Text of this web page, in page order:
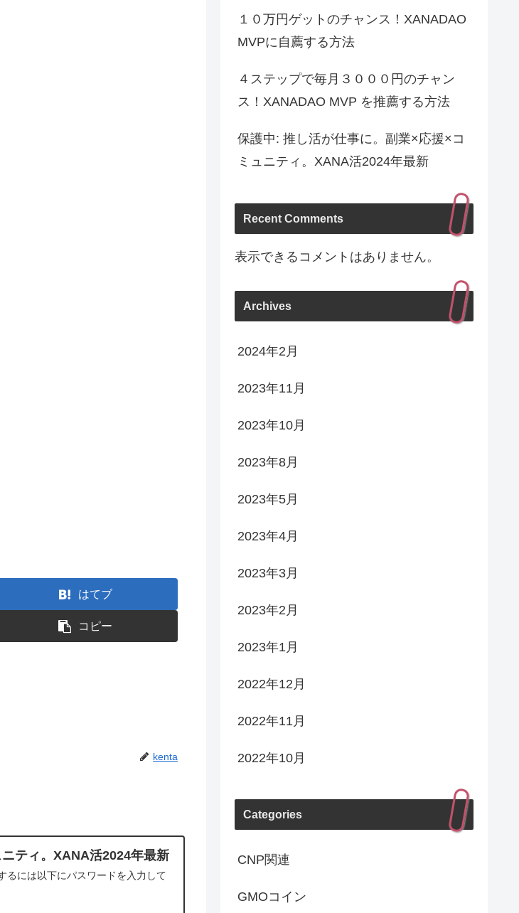
はてブ
コピー
kenta
ティ。XANA活2024年最新
るには以下にパスワードを入力して
１０万円ゲットのチャンス！XANADAO
MVPに自薦する方法
４ステップで毎月３０００円のチャン
ス！XANADAO MVP を推薦する方法
保護中: 推し活が仕事に。副業×応援×コ
ミュニティ。XANA活2024年最新
Recent Comments
表示できるコメントはありません。
Archives
2024年2月
2023年11月
2023年10月
2023年8月
2023年5月
2023年4月
2023年3月
2023年2月
2023年1月
2022年12月
2022年11月
2022年10月
Categories
CNP関連
GMOコイン